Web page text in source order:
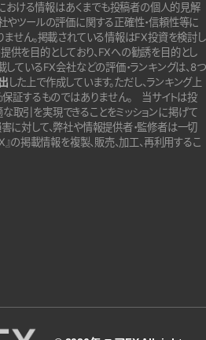
における情報はあくまでも投稿者の個人的見解
やツールの評価に関する正確性・信頼性等に
せん。掲載されている情報はFX投資を検討し
を目的としており、FXへの勧誘を目的とし
しているFX会社などの評価・ランキングは、8つ
した上で作成しています。ただし、ランキング上
証するものではありません。
当サイトは投
取引を実現できることをミッションに掲げて
に対して、弊社や情報提供者・監修者は一切
』の掲載情報を複製、販売、加工、再利用するこ